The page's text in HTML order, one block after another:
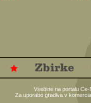
Vsebine na portalu
Za uporabo gradiva v